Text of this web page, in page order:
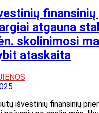
finansinių
atgauna
skolinimosi
ataskaita
išvestinių finansinių